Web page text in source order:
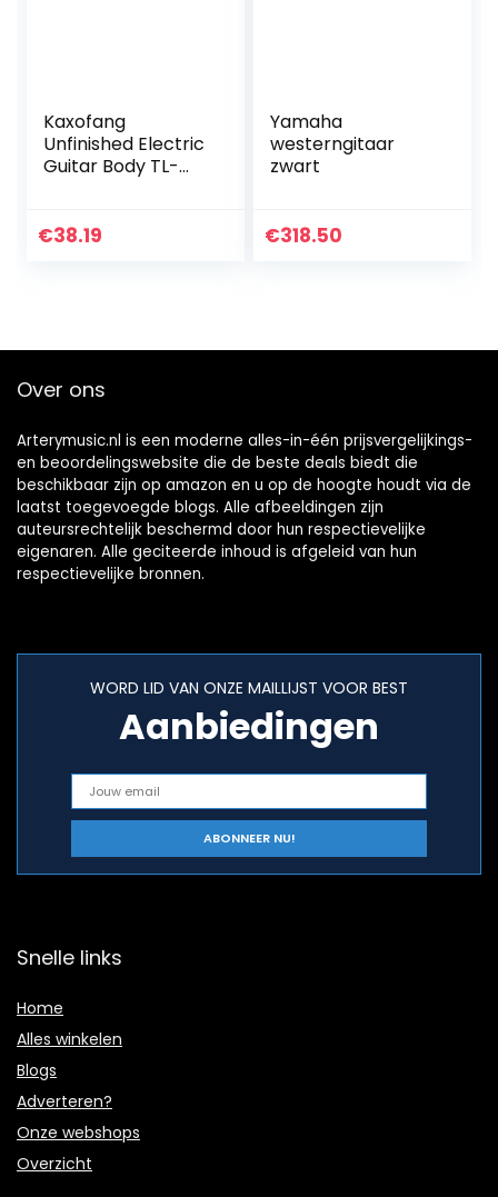
Kaxofang
Unfinished Electric
Guitar Body TL-
TELE Style Electric
€38.19
Yamaha
westerngitaar
zwart
€318.50
Over ons
Arterymusic.nl is een moderne alles-in-één prijsvergelijkings-
en beoordelingswebsite die de beste deals biedt die
beschikbaar zijn op amazon en u op de hoogte houdt via de
laatst toegevoegde blogs. Alle afbeeldingen zijn
auteursrechtelijk beschermd door hun respectievelijke
eigenaren. Alle geciteerde inhoud is afgeleid van hun
respectievelijke bronnen.
WORD LID VAN ONZE MAILLIJST VOOR BEST
Aanbiedingen
Snelle links
Home
Alles winkelen
Blogs
Adverteren?
Onze webshops
Overzicht